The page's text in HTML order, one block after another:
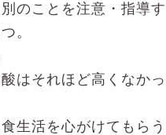
のことを注意・指導
。
はそれほど高くなか
生活を心がけてもら